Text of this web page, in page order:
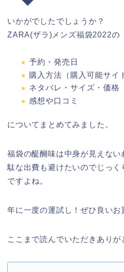
いかがでしたでしょうか？
ZARA(ザラ)メンズ福袋2022の
予約・発売日
購入方法（購入可能サイ
ネタバレ・サイズ・価格
感想や口コミ
についてまとめてみました。
福袋の醍醐味は中身が見えな
駄な出費も避けたいのでじっく
ですよね。
年に一度の運試し！ぜひ良いお
ここまで読んでいただきありが